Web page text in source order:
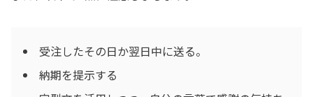
受注したその日か翌日中に送る。
納期を提示する